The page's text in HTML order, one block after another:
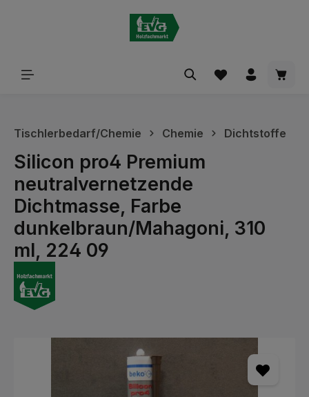
Tischlerbedarf/Chemie Chemie Dichtstoffe
Silicon pro4 Premium
neutralvernetzende
Dichtmasse, Farbe
dunkelbraun/Mahagoni, 310
ml, 224 09